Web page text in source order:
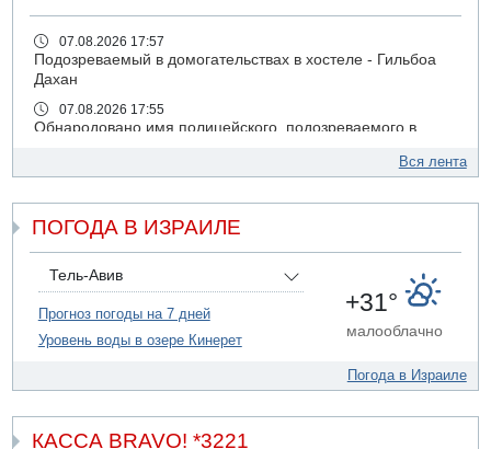
07.08.2026 17:57
Подозреваемый в домогательствах в хостеле - Гильбоа
Дахан
07.08.2026 17:55
Обнародовано имя полицейского, подозреваемого в
07.08.2026 17:51
пострадал
07.08.2026 13:47
Ливанская армия сообщила о ранении солдата
Вся лента
ПОГОДА В ИЗРАИЛЕ
Тель-Авив
Прогноз погоды на 7 дней
Уровень воды в озере Кинерет
+31°
малооблачно
Погода в Израиле
КАССА BRAVO! *3221